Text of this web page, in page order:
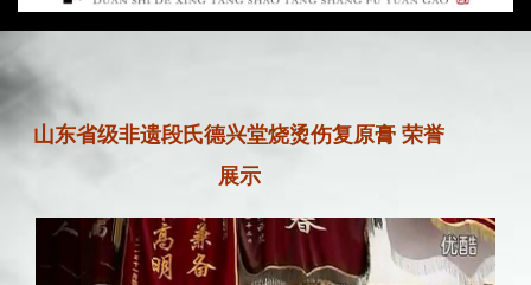
山东省级非遗段氏德兴堂烧烫伤复原膏 荣誉
展示